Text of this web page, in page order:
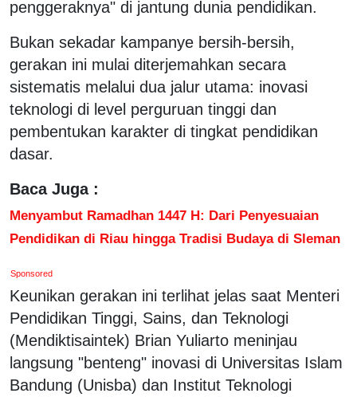
penggeraknya" di jantung dunia pendidikan.
Bukan sekadar kampanye bersih-bersih,
gerakan ini mulai diterjemahkan secara
sistematis melalui dua jalur utama: inovasi
teknologi di level perguruan tinggi dan
pembentukan karakter di tingkat pendidikan
dasar.
Baca Juga :
Menyambut Ramadhan 1447 H: Dari Penyesuaian
Pendidikan di Riau hingga Tradisi Budaya di Sleman
Sponsored
Keunikan gerakan ini terlihat jelas saat Menteri
Pendidikan Tinggi, Sains, dan Teknologi
(Mendiktisaintek) Brian Yuliarto meninjau
langsung "benteng" inovasi di Universitas Islam
Bandung (Unisba) dan Institut Teknologi